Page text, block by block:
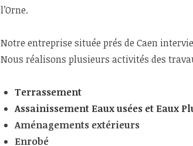
l’Orne.
Notre entreprise située prés de Caen
Nous réalisons plusieurs activités des
Terrassement
Assainissement Eaux usées et Eaux
Aménagements extérieurs
Enrobé